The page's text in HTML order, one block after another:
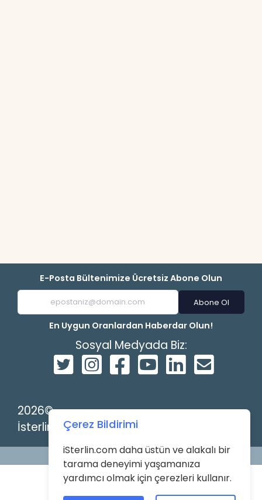
E-Posta Bültenimize Ücretsiz Abone Olun
Abone Ol
En Uygun Oranlardan Haberdar Olun!
Sosyal Medyada Biz:
2026©
İsterlin
Powered by
Çerez Bildirimi
iSterlin.com daha üstün ve alakalı bir
tarama deneyimi yaşamanıza
yardımcı olmak için çerezleri kullanır.